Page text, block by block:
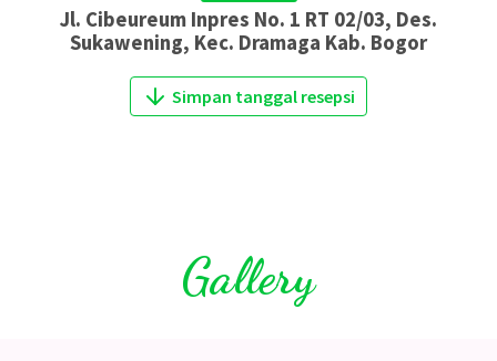
Jl. Cibeureum Inpres No. 1 RT 02/03, Des.
Sukawening, Kec. Dramaga Kab. Bogor
Simpan tanggal resepsi
Gallery